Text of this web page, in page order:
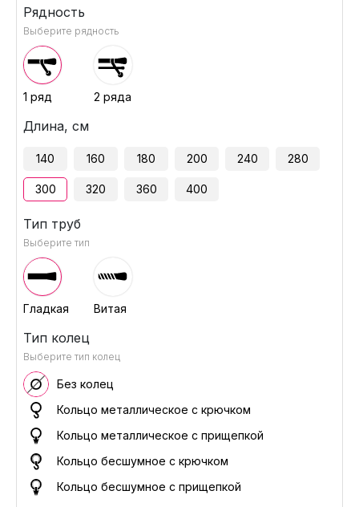
Рядность
Выберите рядность
1 ряд 2 ряда
Длина, см
140 160 180 200 240 280
300 320 360 400
Тип труб
Выберите тип
Гладкая Витая
Тип колец
Выберите тип колец
Без колец
Кольцо металлическое с крючком
Кольцо металлическое с прищепкой
Кольцо бесшумное с крючком
Кольцо бесшумное с прищепкой